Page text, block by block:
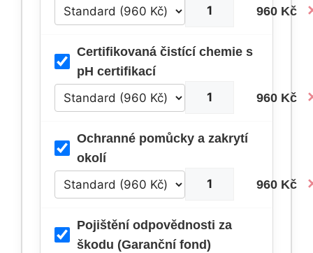
960 Kč
Certifikovaná čistící chemie s
pH certifikací
960 Kč
Ochranné pomůcky a zakrytí
okolí
960 Kč
Pojištění odpovědnosti za
škodu (Garanční fond)